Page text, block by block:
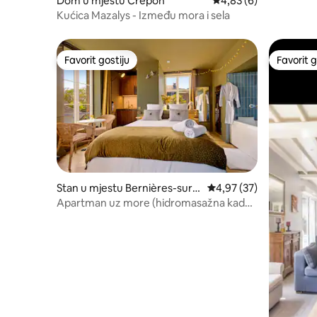
Kućica Mazalys - Između mora i sela
Favorit gostiju
Favorit gostiju
Stan u mjestu Bernières-sur-
Mer
Prosječna ocjena:
4,97 (37)
Apartman uz more (hidromasažna kada
Favorit
Favorit